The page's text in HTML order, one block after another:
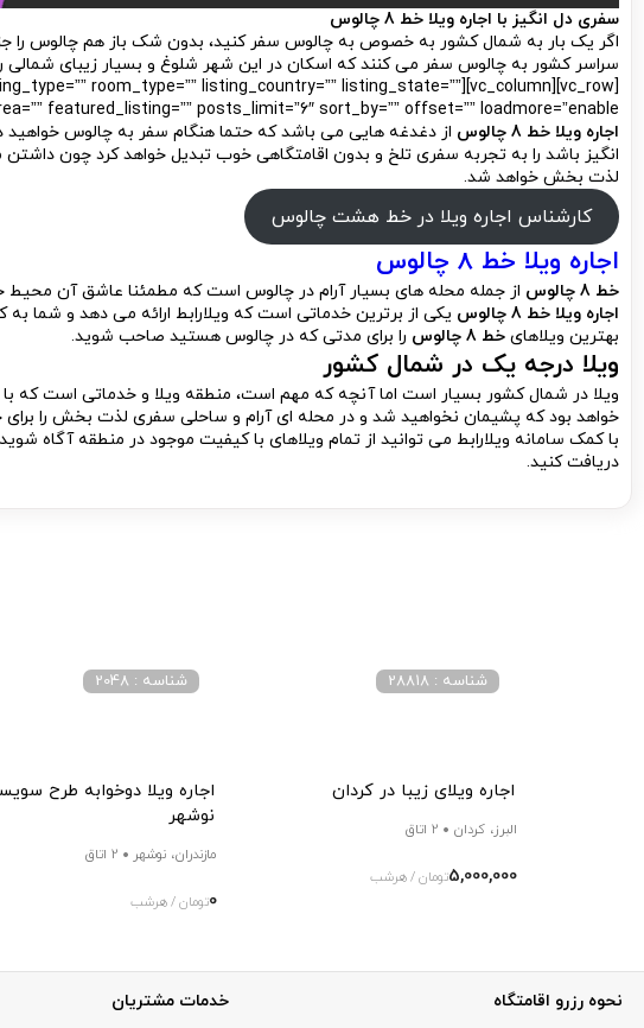
سفری دل انگیز با اجاره ویلا خط 8 چالوس
اگر یک بار به شمال کشور به خصوص به چالوس سفر کنید، بدون شک باز هم چالوس را
سراسر کشور به چالوس سفر می کنند که اسکان در این شهر شلوغ و بسیار زیبای شمالی
listing_type=”” room_type=”” listing_country=”” listing_state=””
posts_limit=”6″ sort_by=”” offset=”” loadmore=”enable”][/vc_column][/vc_row]
اجاره ویلا خط 8 چالوس
از دغدغه هایی می باشد که حتما هنگام سفر به چالوس خواهید
انگیز باشد را به تجربه سفری تلخ و بدون اقامتگاهی خوب تبدیل خواهد کرد چون
لذت بخش خواهد شد.
کارشناس اجاره ویلا در خط هشت چالوس
اجاره ویلا خط 8 چالوس
خط 8 چالوس
از جمله محله های بسیار آرام در چالوس است که مطمئنا عاشق آن محیط
اجاره ویلا خط 8 چالوس
یکی از برترین خدماتی است که ویلارابط ارائه می دهد و شما به
بهترین ویلاهای خط 8 چالوس را برای مدتی که در چالوس هستید صاحب شوید.
ویلا درجه یک در شمال کشور
ویلا در شمال کشور بسیار است اما آنچه که مهم است، منطقه ویلا و خدماتی است که با
خواهد بود که پشیمان نخواهید شد و در محله ای آرام و ساحلی سفری لذت بخش را برای
با کمک سامانه ویلارابط می توانید از تمام ویلاهای با کیفیت موجود در منطقه آگاه
دریافت کنید.
اجاره ویلای زیبا در کردان
شناسه : 28818
البرز، کردان 2 اتاق
5,000,000تومان / هرشب
اجاره ویلا دوخوابه طرح
نوشهر
شناسه : 2048
مازندران، نوشهر 2 اتاق
0تومان / هرشب
نحوه رزرو اقامتگاه خدمات مشتریان